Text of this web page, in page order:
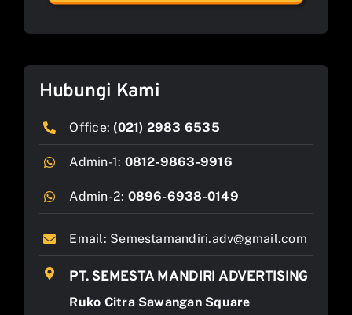
Hubungi Kami
Office: (021) 2983 6535
Admin-1: 0812-9863-9916
Admin-2: 0896-6938-0149
Email: Semestamandiri.adv@gmail.com
PT. SEMESTA MANDIRI ADVERTISING
Ruko Citra Sawangan Square